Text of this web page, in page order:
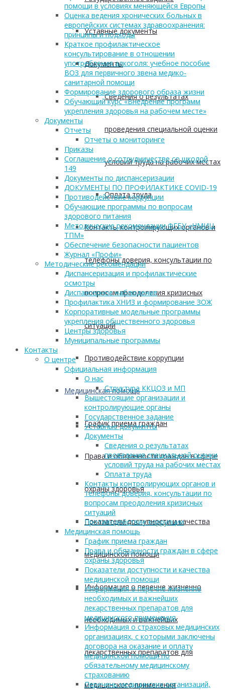
Уставные документы
Документы
Сведения о результатах
проведения специальной оценки
условий труда на рабочих местах
Оплата труда
Контакты контролирующих органов и
телефоны доверия, консультации по
вопросам преодоления кризисных
ситуаций
Противодействие коррупции
Медицинская помощь
График приема граждан
Права и обязанности граждан в сфере
охраны здоровья
Показатели доступности и качества
медицинской помощи
Информация о перечне жизненно
необходимых и важнейших
лекарственных препаратов для
медицинского применения
помощи в условиях меняющейся Европы
Оценка ведения хронических больных в
европейских системах здравоохранения:
принципы и подходы
Краткое профилактическое
консультирование в отношении
употребления алкоголя: учебное пособие
ВОЗ для первичного звена медико-
санитарной помощи
Формирование здорового образа жизни
Обучающий курс «Внедрение программ
укрепления здоровья на рабочем месте»
Документы
Отчеты
Отчеты о мониторинге
Приказы
Соглашение о сотрудничестве со школой
149
Документы по диспансеризации
ДОКУМЕНТЫ ПО ПРОФИЛАКТИКЕ COVID-19
Противодействие коррупции
Обучающие программы по вопросам
здорового питания
Методические рекомендации ФГБУ «НМИЦ
ТПМ»
Обеспечение безопасности пациентов
Журнал «Профи»
Методические рекомендации
Диспансеризация и профилактические
осмотры
Диспансерное наблюдение
Профилактика ХНИЗ и формирование ЗОЖ
Корпоративные модельные программы
укрепления общественного здоровья
Центры здоровья
Муниципальные программы
Контакты
О центре
Официальная информация
О нас
Структура ККЦОЗ и МП
Вышестоящие организации и
контролирующие органы
Государственное задание
Уставные документы
Документы
Сведения о результатах
проведения специальной оценки
условий труда на рабочих местах
Оплата труда
Контакты контролирующих органов и
телефоны доверия, консультации по
вопросам преодоления кризисных
ситуаций
Противодействие коррупции
Медицинская помощь
График приема граждан
Права и обязанности граждан в сфере
охраны здоровья
Показатели доступности и качества
медицинской помощи
Информация о перечне жизненно
необходимых и важнейших
лекарственных препаратов для
медицинского применения
Информация о страховых медицинских
организациях, с которыми заключены
договора на оказание и оплату
медицинской помощи по
обязательному медицинскому
страхованию
Перечень медицинских организаций,